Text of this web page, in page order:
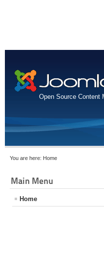
Open Source Content
You are here: Home
Main Menu
Home